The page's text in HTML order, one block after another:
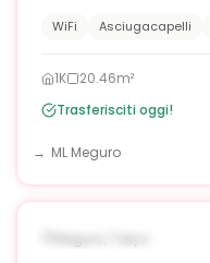
WiFi Asciugacapelli
1K
20.46m²
Trasferisciti oggi!
ML Meguro
DISPONIBILE ORA
‹
Meguro, Tokyo